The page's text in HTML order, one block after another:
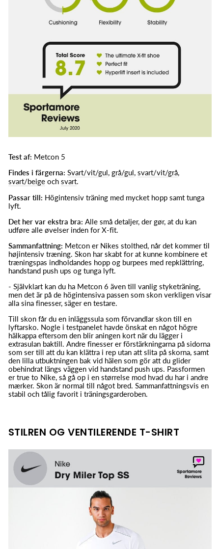
Test af: Metcon 5
Findes i färgerna: Svart/vit/gul, grå/gul, svart/vit/grå,
svart/beige och svart.
Passar till: Högintensiv träning med mycket hopp samt tunga
lyft.
Det her var ekstra bra: Alle små detaljer, der gør, at du kan
udføre alle øvelser inden for X-fit.
Sammanfattning: Metcon er Nikes stolthed, når det kommer til
højintensiv træning. Skon har skabt for at kunne kombinere et
træningspas indholdandes hopp og burpees med repklättring,
handstand push ups og tunga lyft.
- Självklart kan du ha Metcon 6 även till vanlig styketräning,
men det är på de högintensiva passen som skon verkligen visar
alla sina finesser, säger en testare.
Till skon får du en inläggssula som förvandlar skon till en
lyftarsko. Nogle i testpanelet havde önskat en något högre
hälkappa eftersom den blir aningen kort när du lägger i
extrasulan baktill. Andre finesser er förstärkningarna på sidorna
som ser till att du kan klättra i rep utan att slita på skorna, samt
den lilla utbuktningen bak vid hälen som gör att du glider
obehindrat längs väggen vid handstand push ups. Passformen
er true to Nike, så gå op i en størrelse mod hvad du har i andre
mærker. Skon är normal till något bred. Sammanfattningsvis en
stabil och tålig favorit i träningsgarderoben.
STILREN OG VENTILERENDE T-SHIRT